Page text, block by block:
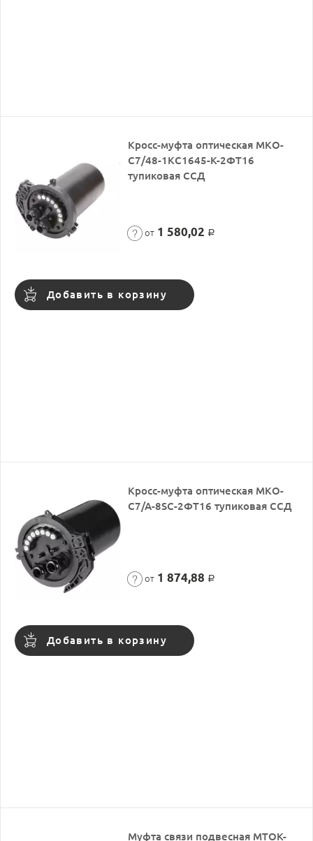
Кросс-муфта оптическая МКО-
С7/48-1КС1645-К-2ФТ16
тупиковая ССД
от 1 580,02 Р
Добавить в корзину
Кросс-муфта оптическая МКО-
С7/А-8SC-2ФТ16 тупиковая ССД
от 1 874,88 Р
Добавить в корзину
Муфта связи подвесная МТОК-